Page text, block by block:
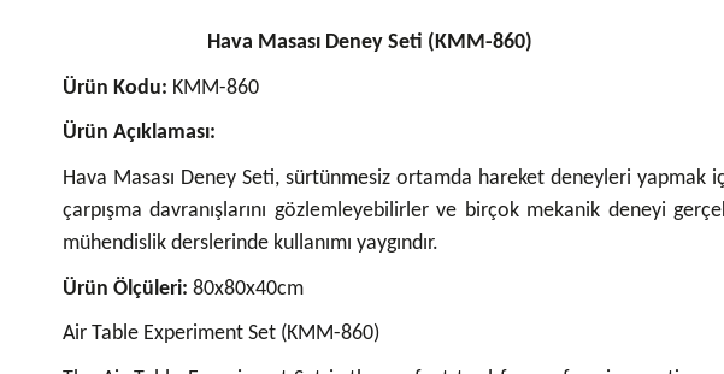
Hava Masası Deney Seti (KMM-860)
Ürün Kodu: KMM-860
Ürün Açıklaması:
Hava Masası Deney Seti, sürtünmesiz ortamda hareket deneyleri yapmak
çarpışma davranışlarını gözlemleyebilirler ve birçok mekanik deneyi
mühendislik derslerinde kullanımı yaygındır.
Ürün Ölçüleri: 80x80x40cm
Air Table Experiment Set (KMM-860)